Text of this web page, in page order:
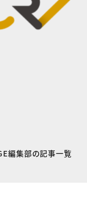
編集部の記事一覧